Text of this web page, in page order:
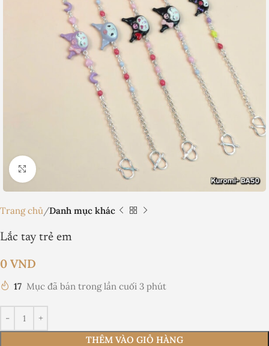
Nhấp để phóng to
Trang chủ Danh mục khác
Lắc tay trẻ em
0 VND
17 Mục đã bán trong lần cuối 3 phút
THÊM VÀO GIỎ HÀNG